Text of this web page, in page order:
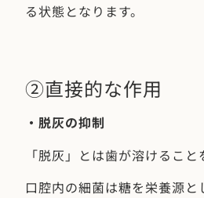
る状態となります。
②直接的な作用
・脱灰の抑制
「脱灰」とは歯が溶けること
口腔内の細菌は糖を栄養源と